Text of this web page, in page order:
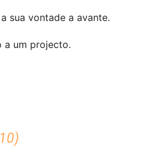
sua vontade a avante.
a um projecto.